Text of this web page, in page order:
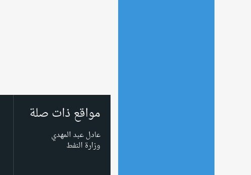
مواقع ذات صلة
عادل عبد المهدي
وزارة النفط